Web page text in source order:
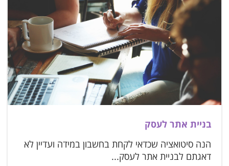
בניית אתר לעסק
הנה סיטואציה שכדאי לקחת בחשבון במידה ועדיין לא
דאגתם לבניית אתר לעסק...